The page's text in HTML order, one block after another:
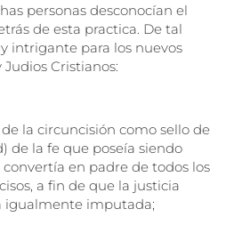
personas desconocían el
de esta practica. De tal
intrigante para los nuevos
Judios Cristianos:
la circuncisión como sello de
de la fe que poseía siendo
convertía en padre de todos los
a fin de que la justicia
igualmente imputada;